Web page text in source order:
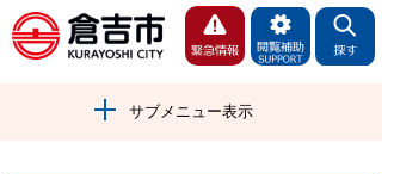
サブメニュー表示